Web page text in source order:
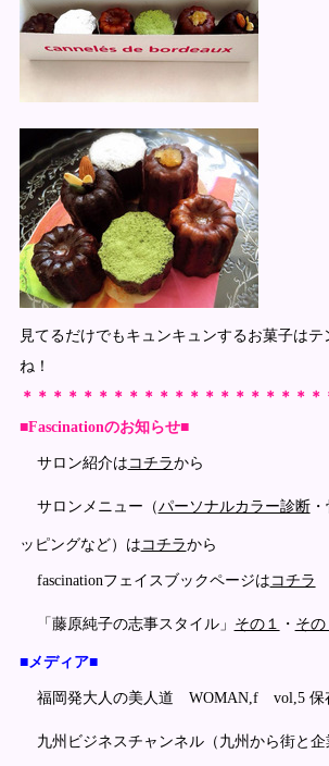
見てるだけでもキュンキュンするお菓子は
ね！
＊＊＊＊＊＊＊＊＊＊＊＊＊＊＊＊＊＊＊＊
■Fascinationのお知らせ■
サロン紹介は コチラから
サロンメニュー（パーソナルカラー診断・
ッピングなど）は コチラから
fascinationフェイスブックページは コチラ
「藤原純子の志事スタイル」 その１ ・ その
■メディア■
福岡発大人の美人道 WOMAN,f vol,5
九州ビジネスチャンネル（九州から街と